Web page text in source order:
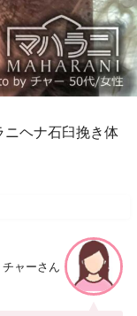
ヘナ石臼挽き体
チャーさん